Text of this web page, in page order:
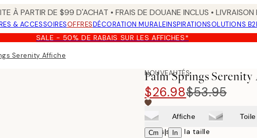
À PARTIR DE $99 D'ACHAT • FRAIS DE DOUANE INCLUS •
& ACCESSOIRESOFFRESDÉCORATION MURALEINSPIRATIONSOLUTIONS
SALE - 50% DE RABAIS SUR LES AFFICHES*
Serenity Affiche
NOUVEAUTÉS
Palm Springs
$26.98$53.95
Affiche Toile
Cm | In
Choisissez la taille